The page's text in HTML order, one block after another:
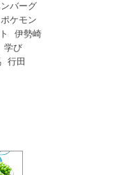
バーグ
ポケモン
伊勢崎
学び
行田